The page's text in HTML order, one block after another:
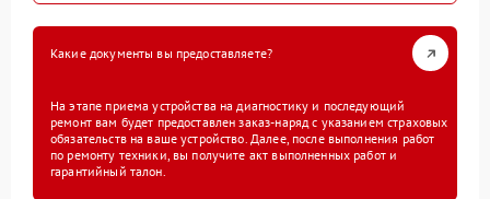
Какие документы вы предоставляете?
На этапе приема устройства на диагностику и последующий
ремонт вам будет предоставлен заказ-наряд с указанием страховых
обязательств на ваше устройство. Далее, после выполнения работ
по ремонту техники, вы получите акт выполненных работ и
гарантийный талон.